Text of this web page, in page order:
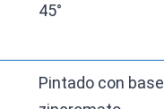
45°
Pintado con base